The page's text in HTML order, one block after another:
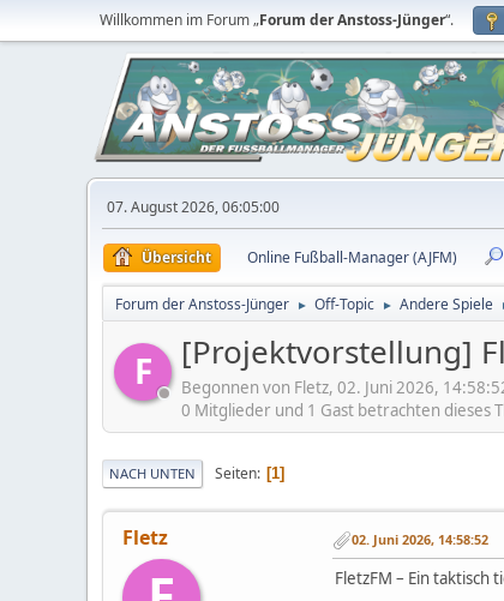
Willkommen im Forum „Forum der Anstoss-Jünger“.
07. August 2026, 06:05:00
Übersicht Online Fußball-Manager (AJFM)
Forum der Anstoss-Jünger ► Off-Topic ► Andere Spiele
F [Projektvorstellung]
Begonnen von Fletz, 02. Juni 2026,
0 Mitglieder und 1 Gast betrachten dieses
NACH UNTEN Seiten 1
Fletz 02. Juni 2026, 14:58:52
FletzFM – Ein